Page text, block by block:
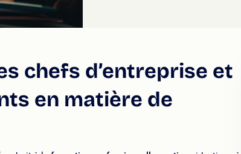
chefs d’entreprise et
en matière de